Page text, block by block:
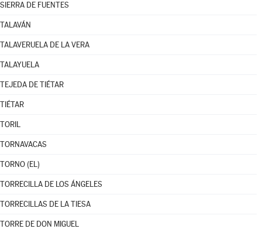
SIERRA DE FUENTES
TALAVÁN
TALAVERUELA DE LA VERA
TALAYUELA
TEJEDA DE TIÉTAR
TIÉTAR
TORIL
TORNAVACAS
TORNO (EL)
TORRECILLA DE LOS ÁNGELES
TORRECILLAS DE LA TIESA
TORRE DE DON MIGUEL